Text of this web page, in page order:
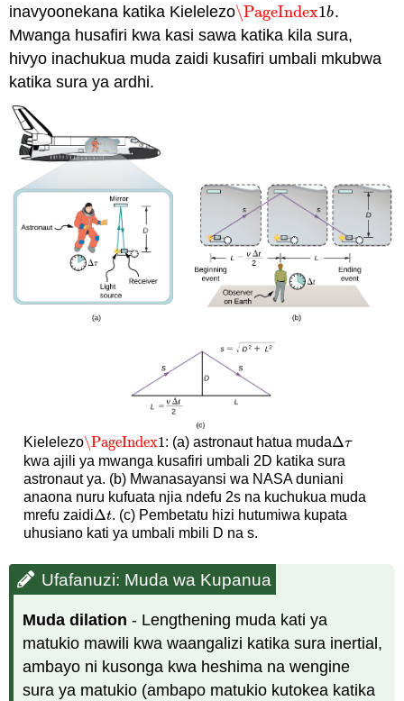
inavyoonekana katika Kielelezo\PageIndex1b
\PageIndex1b.
Mwanga husafiri kwa kasi sawa katika kila sura,
hivyo inachukua muda zaidi kusafiri umbali mkubwa
katika sura ya ardhi.
Kielelezo\PageIndex1
\PageIndex1: (a) astronaut hatua mudaΔτ
Δτ
kwa ajili ya mwanga kusafiri umbali 2D katika sura
astronaut ya. (b) Mwanasayansi wa NASA duniani
anaona nuru kufuata njia ndefu 2s na kuchukua muda
mrefu zaidiΔt
Δt . (c) Pembetatu hizi hutumiwa kupata
uhusiano kati ya umbali mbili D na s.
Ufafanuzi: Muda wa Kupanua
Muda dilation - Lengthening muda kati ya
matukio mawili kwa waangalizi katika sura inertial,
ambayo ni kusonga kwa heshima na wengine
sura ya matukio (ambapo matukio kutokea katika